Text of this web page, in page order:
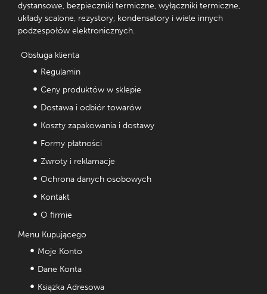
dystansowe, bezpieczniki termiczne, wyłączniki termiczne,
układy scalone, rezystory, kondensatory i wiele innych
podzespołów elektronicznych.
Obsługa klienta
Regulamin
Ceny produktów w sklepie
Dostawa i odbiór towarów
Koszty zapakowania i dostawy
Formy płatności
Zwroty i reklamacje
Ochrona danych osobowych
Kontakt
O firmie
Menu Kupującego
Moje Konto
Dane Konta
Książka Adresowa